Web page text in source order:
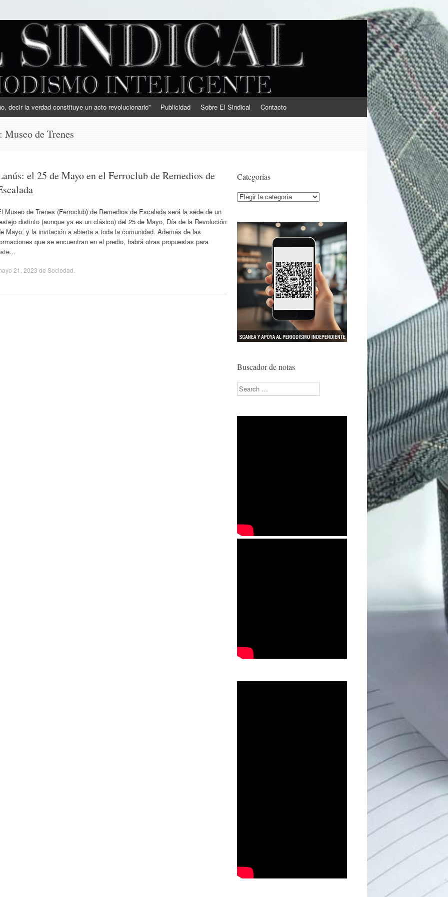
decir la verdad constituye un acto revolucionario” Publicidad Sobre El Sindical Contacto
Museo de Trenes
el 25 de Mayo en el Ferroclub de Remedios de
Museo de Trenes (Ferroclub) de Remedios de Escalada será la sede de un
distinto (aunque ya es un clásico) del 25 de Mayo, Día de la Revolución
Mayo, y la invitación a abierta a toda la comunidad. Además de las
que se encuentran en el predio, habrá otras propuestas para
21, 2023 de Sociedad
Categorías
Categorías
Buscador de notas
Search